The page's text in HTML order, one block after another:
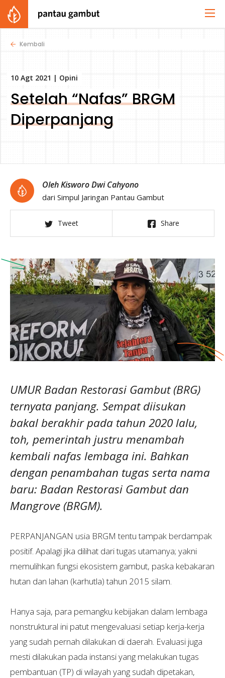
Kembali
10 Agt 2021 | Opini
Setelah “Nafas” BRGM
Diperpanjang
Oleh Kisworo Dwi Cahyono
dari Simpul Jaringan Pantau Gambut
Tweet Share
UMUR Badan Restorasi Gambut (BRG)
ternyata panjang. Sempat diisukan
bakal berakhir pada tahun 2020 lalu,
toh, pemerintah justru menambah
kembali nafas lembaga ini. Bahkan
dengan penambahan tugas serta nama
baru: Badan Restorasi Gambut dan
Mangrove (BRGM).
PERPANJANGAN usia BRGM tentu tampak berdampak
positif. Apalagi jika dilihat dari tugas utamanya; yakni
memulihkan fungsi ekosistem gambut, paska kebakaran
hutan dan lahan (karhutla) tahun 2015 silam.
Hanya saja, para pemangku kebijakan dalam lembaga
nonstruktural ini patut mengevaluasi setiap kerja-kerja
yang sudah pernah dilakukan di daerah. Evaluasi juga
mesti dilakukan pada instansi yang melakukan tugas
pembantuan (TP) di wilayah yang sudah dipetakan,